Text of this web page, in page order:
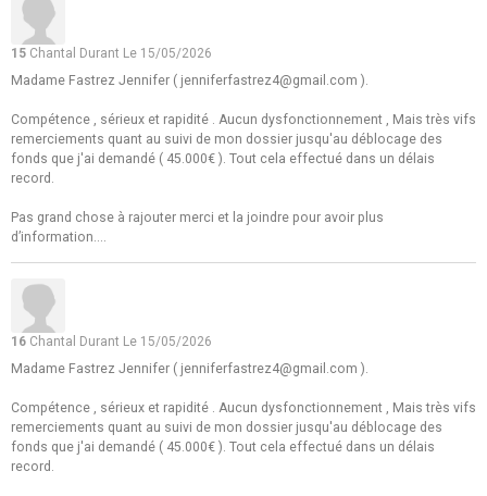
15 Chantal Durant Le 15/05/2026
Madame Fastrez Jennifer ( jenniferfastrez4@gmail.com ).
Compétence , sérieux et rapidité . Aucun dysfonctionnement , Mais très vifs
remerciements quant au suivi de mon dossier jusqu'au déblocage des
fonds que j'ai demandé ( 45.000€ ). Tout cela effectué dans un délais
record.
Pas grand chose à rajouter merci et la joindre pour avoir plus
d’information....
16 Chantal Durant Le 15/05/2026
Madame Fastrez Jennifer ( jenniferfastrez4@gmail.com ).
Compétence , sérieux et rapidité . Aucun dysfonctionnement , Mais très vifs
remerciements quant au suivi de mon dossier jusqu'au déblocage des
fonds que j'ai demandé ( 45.000€ ). Tout cela effectué dans un délais
record.